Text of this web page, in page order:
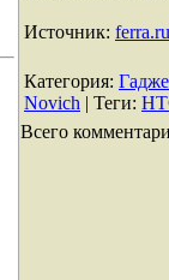
Источник: ferra.ru
Категория:
Novich | Теги:
Всего